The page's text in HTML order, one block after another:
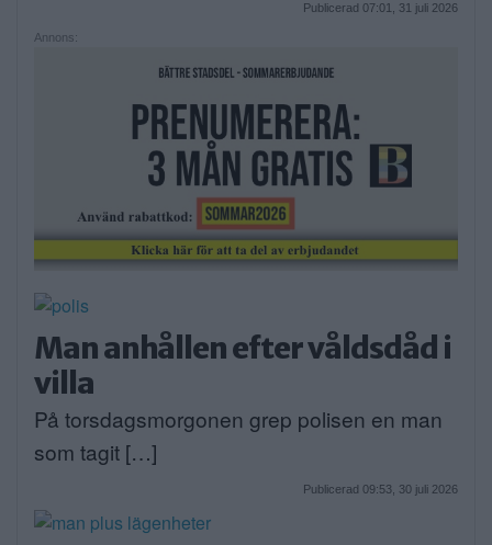
Publicerad 07:01, 31 juli 2026
Annons:
Man anhållen efter våldsdåd i
villa
På torsdagsmorgonen grep polisen en man
som tagit […]
Publicerad 09:53, 30 juli 2026